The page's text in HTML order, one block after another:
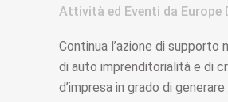
Attività ed Eventi da Europe
Continua l’azione di supporto
di auto imprenditorialità e di
d’impresa in grado di